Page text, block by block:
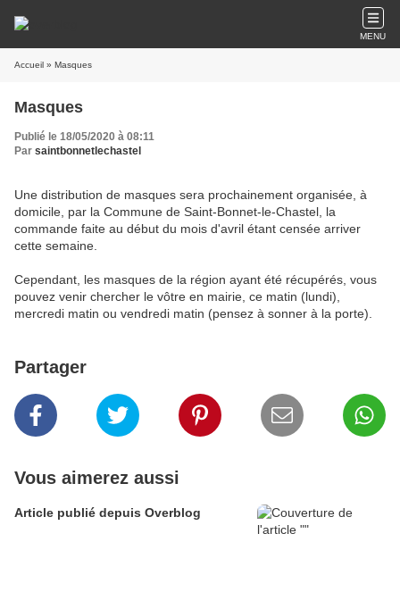
MENU
Accueil » Masques
Masques
Publié le 18/05/2020 à 08:11
Par saintbonnetlechastel
Une distribution de masques sera prochainement organisée, à
domicile, par la Commune de Saint-Bonnet-le-Chastel, la
commande faite au début du mois d'avril étant censée arriver
cette semaine.
Cependant, les masques de la région ayant été récupérés, vous
pouvez venir chercher le vôtre en mairie, ce matin (lundi),
mercredi matin ou vendredi matin (pensez à sonner à la porte).
Partager
Vous aimerez aussi
Article publié depuis Overblog